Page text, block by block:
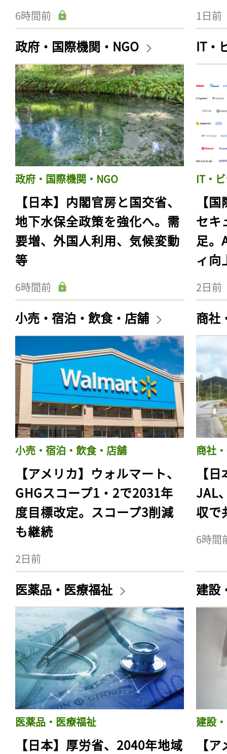
6時間前 1日前
政府・国際機関・NGO
政府・国際機関・NGO
【日本】内閣官房と国交省、
地下水保全政策を強化へ。需
要増、外国人利用、気候変動
等
6時間前
IT・
IT・
【
セキ
足。
ィ向
2日前
小売・宿泊・飲食・店舗
小売・宿泊・飲食・店舗
【アメリカ】ウォルマート、
GHGスコープ1・2で2031年
度目標改定。スコープ3削減
も継続
2日前
商社
商社
【
JAL
収で
6時間
医薬品・医療福祉
医薬品・医療福祉
【日本】厚労省、2040年地域
建設
建設
【